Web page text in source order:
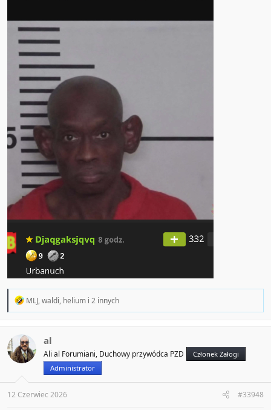
R
t
i
o
MLJ,waldi, helium i 2 innych
al
Ali al Forumiani, Duchowy przywódca PZD
Członek Załogi
Administrator
12 Czerwiec 2026 #33948